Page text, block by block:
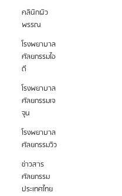
คลินิกผิว
พรรณ
โรงพยาบาล
ศัลยกรรมไอ
ดี
โรงพยาบาล
ศัลยกรรมเจ
จุน
โรงพยาบาล
ศัลยกรรมวิว
ข่าวสาร
ศัลยกรรม
ประเทศไทย